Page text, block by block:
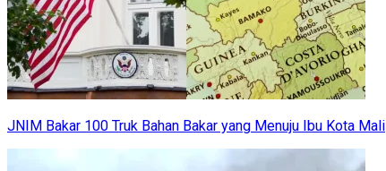
JNIM Bakar 100 Truk Bahan Bakar yang Menuju Ibu Kota Mali